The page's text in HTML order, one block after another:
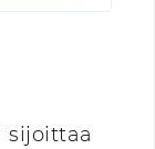
sijoittaa